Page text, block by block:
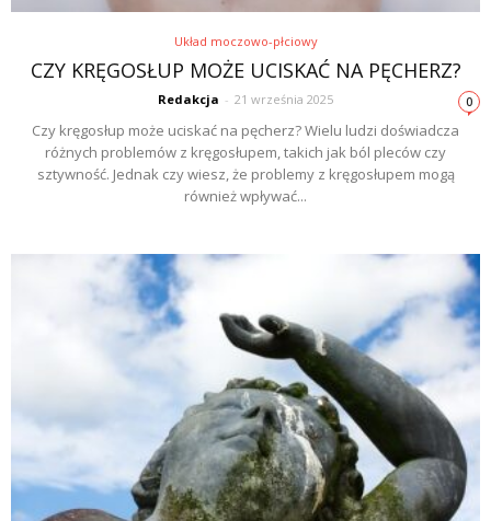
Układ moczowo-płciowy
CZY KRĘGOSŁUP MOŻE UCISKAĆ NA PĘCHERZ?
Redakcja - 21 września 2025 0
Czy kręgosłup może uciskać na pęcherz? Wielu ludzi doświadcza
różnych problemów z kręgosłupem, takich jak ból pleców czy
sztywność. Jednak czy wiesz, że problemy z kręgosłupem mogą
również wpływać...